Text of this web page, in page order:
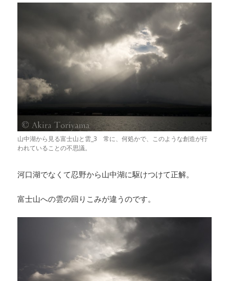
山中湖から見る富士山と雲_3 常に、何処かで、このような創造が行
われていることの不思議。
河口湖でなくて忍野から山中湖に駆けつけて正解。
富士山への雲の回りこみが違うのです。